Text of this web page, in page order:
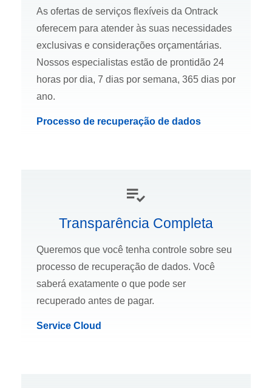
As ofertas de serviços flexíveis da Ontrack
oferecem para atender às suas necessidades
exclusivas e considerações orçamentárias.
Nossos especialistas estão de prontidão 24
horas por dia, 7 dias por semana, 365 dias por
ano.
Processo de recuperação de dados
Transparência Completa
Queremos que você tenha controle sobre seu
processo de recuperação de dados. Você
saberá exatamente o que pode ser
recuperado antes de pagar.
Service Cloud